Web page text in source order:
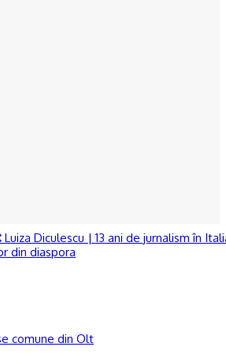
Luiza Diculescu | 13 ani de jurnalism în
din diaspora
comune din Olt